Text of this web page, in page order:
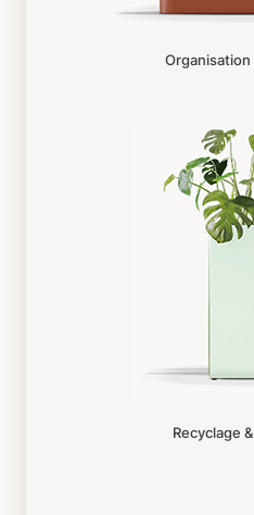
Organisation
Recyclage